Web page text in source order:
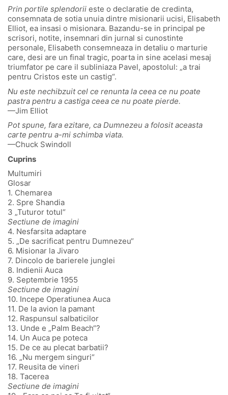
Prin portile splendorii este o declaratie de credinta,
consemnata de sotia unuia dintre misionarii ucisi, Elisabeth
Elliot, ea insasi o misionara. Bazandu-se in principal pe
scrisori, notite, insemnari din jurnal si cunostinte
personale, Elisabeth consemneaza in detaliu o marturie
care, desi are un final tragic, poarta in sine acelasi mesaj
triumfator pe care il subliniaza Pavel, apostolul: „a trai
pentru Cristos este un castig“.
Nu este nechibzuit cel ce renunta la ceea ce nu poate
pastra pentru a castiga ceea ce nu poate pierde.
—Jim Elliot
Pot spune, fara ezitare, ca Dumnezeu a folosit aceasta
carte pentru a-mi schimba viata.
—Chuck Swindoll
Cuprins
Multumiri
Glosar
1. Chemarea
2. Spre Shandia
3 „Tuturor totul“
Sectiune de imagini
4. Nesfarsita adaptare
5. „De sacrificat pentru Dumnezeu“
6. Misionar la Jivaro
7. Dincolo de barierele junglei
8. Indienii Auca
9. Septembrie 1955
Sectiune de imagini
10. Incepe Operatiunea Auca
11. De la avion la pamant
12. Raspunsul salbaticilor
13. Unde e „Palm Beach“?
14. Un Auca pe poteca
15. De ce au plecat barbatii?
16. „Nu mergem singuri“
17. Reusita de vineri
18. Tacerea
Sectiune de imagini